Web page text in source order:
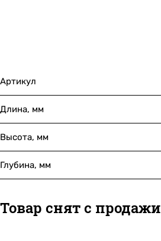
Артикул
Длина, мм
Высота, мм
Глубина, мм
Товар снят с продажи